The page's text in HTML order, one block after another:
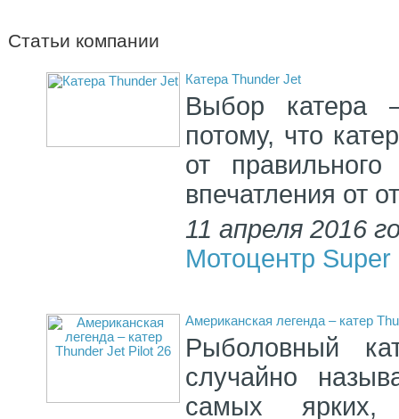
Статьи компании
Катера Thunder Jet
Выбор катера
потому, что
от
впечатления от
11 апреля 2016
Мотоцентр Super
Американская легенда – катер
Рыболовный
случайно
самых